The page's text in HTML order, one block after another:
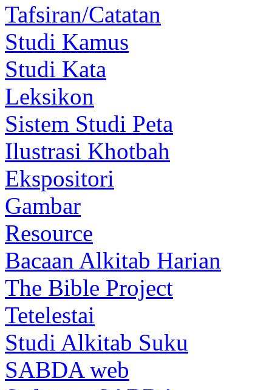
Tafsiran/Catatan
Studi Kamus
Studi Kata
Leksikon
Sistem Studi Peta
Ilustrasi Khotbah
Ekspositori
Gambar
Resource
Bacaan Alkitab Harian
The Bible Project
Tetelestai
Studi Alkitab Suku
SABDA web